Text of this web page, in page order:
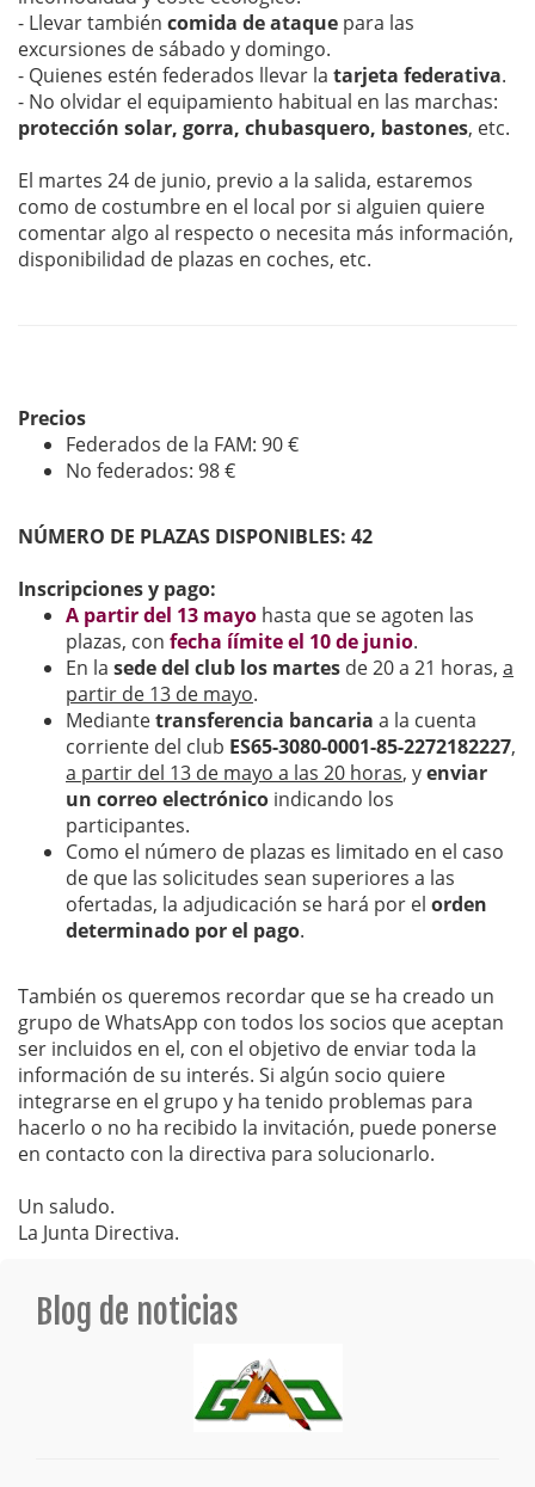
- Llevar también comida de ataque para las
excursiones de sábado y domingo.
- Quienes estén federados llevar la tarjeta federativa.
- No olvidar el equipamiento habitual en las marchas:
protección solar, gorra, chubasquero, bastones, etc.
El martes 24 de junio, previo a la salida, estaremos
como de costumbre en el local por si alguien quiere
comentar algo al respecto o necesita más información,
disponibilidad de plazas en coches, etc.
Precios
Federados de la FAM: 90 €
No federados: 98 €
NÚMERO DE PLAZAS DISPONIBLES: 42
Inscripciones y pago:
A partir del 13 mayo hasta que se agoten las
plazas, con fecha íímite el 10 de junio.
En la sede del club los martes de 20 a 21 horas, a
partir de 13 de mayo.
Mediantetransferencia bancaria a la cuenta
corriente del club ES65-3080-0001-85-2272182227,
a partir del 13 de mayo a las 20 horas, yenviar
un correo electrónico indicando los
participantes.
Como el número de plazas es limitado en el caso
de que las solicitudes sean superiores a las
ofertadas, la adjudicación se hará por el orden
determinado por el pago.
También os queremos recordar que se ha creado un
grupo de WhatsApp con todos los socios que aceptan
ser incluidos en el, con el objetivo de enviar toda la
información de su interés. Si algún socio quiere
integrarse en el grupo y ha tenido problemas para
hacerlo o no ha recibido la invitación, puede ponerse
en contacto con la directiva para solucionarlo.
Un saludo.
La Junta Directiva.
Blog de noticias